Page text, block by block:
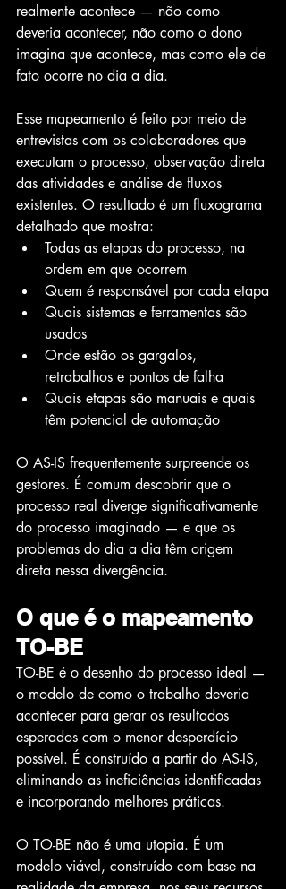
realmente acontece — não como
deveria acontecer, não como o dono
imagina que acontece, mas como ele de
fato ocorre no dia a dia.
Esse mapeamento é feito por meio de
entrevistas com os colaboradores que
executam o processo, observação direta
das atividades e análise de fluxos
existentes. O resultado é um fluxograma
detalhado que mostra:
Todas as etapas do processo, na
ordem em que ocorrem
Quem é responsável por cada etapa
Quais sistemas e ferramentas são
usados
Onde estão os gargalos,
retrabalhos e pontos de falha
Quais etapas são manuais e quais
têm potencial de automação
O AS-IS frequentemente surpreende os
gestores. É comum descobrir que o
processo real diverge significativamente
do processo imaginado — e que os
problemas do dia a dia têm origem
direta nessa divergência.
O que é o mapeamento
TO-BE
TO-BE é o desenho do processo ideal —
o modelo de como o trabalho deveria
acontecer para gerar os resultados
esperados com o menor desperdício
possível. É construído a partir do AS-IS,
eliminando as ineficiências identificadas
e incorporando melhores práticas.
O TO-BE não é uma utopia. É um
modelo viável, construído com base na